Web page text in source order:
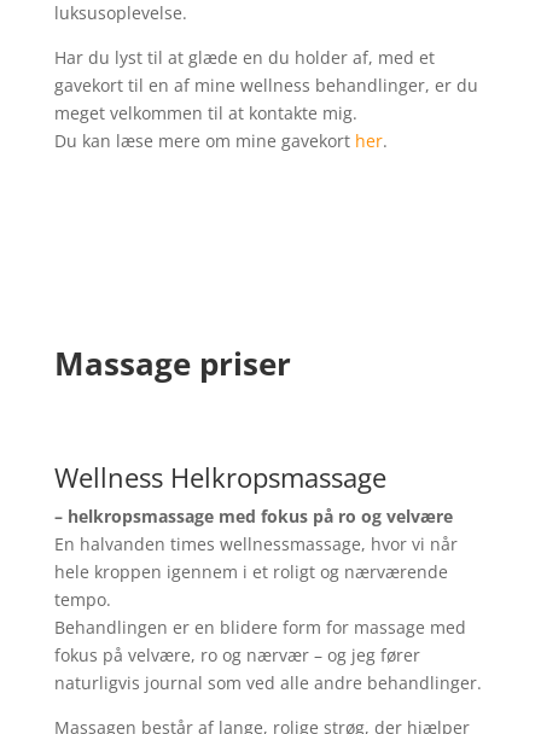
luksusoplevelse.
Har du lyst til at glæde en du holder af, med et
gavekort til en af mine wellness behandlinger, er du
meget velkommen til at kontakte mig.
Du kan læse mere om mine gavekort her.
Massage priser
Wellness Helkropsmassage
– helkropsmassage med fokus på ro og velvære
En halvanden times wellnessmassage, hvor vi når
hele kroppen igennem i et roligt og nærværende
tempo.
Behandlingen er en blidere form for massage med
fokus på velvære, ro og nærvær – og jeg fører
naturligvis journal som ved alle andre behandlinger.
Massagen består af lange, rolige strøg, der hjælper